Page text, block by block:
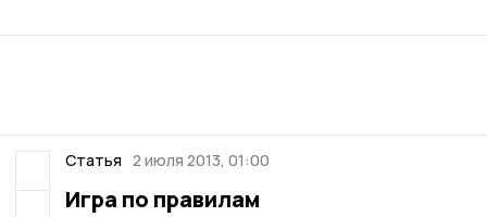
Статья 2 июля 2013, 01:00
Игра по правилам